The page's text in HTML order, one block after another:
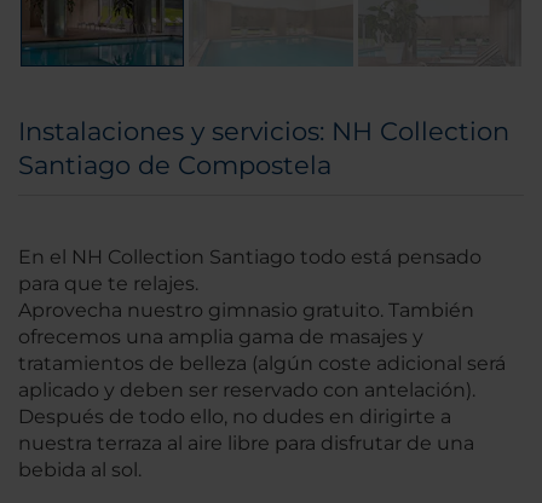
Instalaciones y servicios: NH Collection
Santiago de Compostela
En el NH Collection Santiago todo está pensado
para que te relajes.
Aprovecha nuestro gimnasio gratuito. También
ofrecemos una amplia gama de masajes y
tratamientos de belleza (algún coste adicional será
aplicado y deben ser reservado con antelación).
Después de todo ello, no dudes en dirigirte a
nuestra terraza al aire libre para disfrutar de una
bebida al sol.